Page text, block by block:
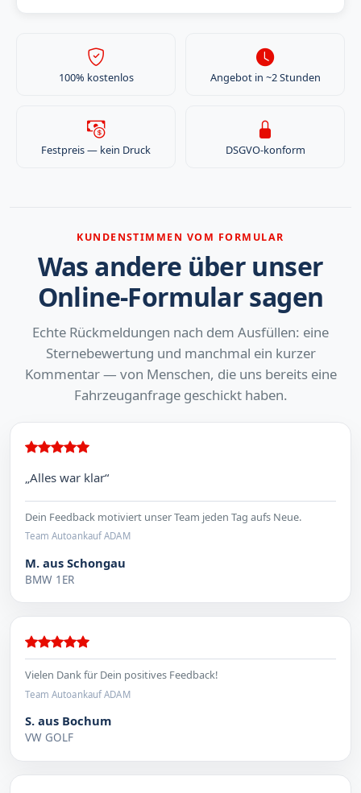
100% kostenlos Angebot in ~2 Stunden
Festpreis — kein Druck DSGVO-konform
KUNDENSTIMMEN VOM FORMULAR
Was andere über unser
Online-Formular sagen
Echte Rückmeldungen nach dem Ausfüllen: eine
Sternebewertung und manchmal ein kurzer
Kommentar — von Menschen, die uns bereits eine
Fahrzeuganfrage geschickt haben.
„Alles war klar“
Dein Feedback motiviert unser Team jeden Tag aufs Neue.
Team Autoankauf ADAM
M. aus Schongau
BMW 1ER
Vielen Dank für Dein positives Feedback!
Team Autoankauf ADAM
S. aus Bochum
VW GOLF